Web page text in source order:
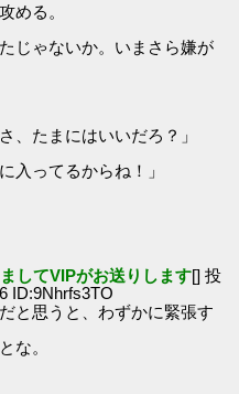
める。
じゃないか。いまさら嫌が
、たまにはいいだろ？」
ってるからね！」
してVIPがお送りします[] 投
ID:9Nhrfs3TO
と思うと、わずかに緊張す
な。